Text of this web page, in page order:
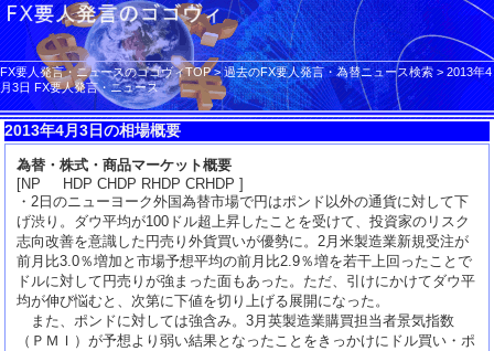
FX要人発言・ニュースのゴゴヴィTOP>過去のFX要人発言・為替ニュース検索 > 2013年4
月3日 FX要人発言・ニュース
2013年4月3日の相場概要
為替・株式・商品マーケット概要
[NP HDP CHDP RHDP CRHDP ]
・2日のニューヨーク外国為替市場で円はポンド以外の通貨に対して下
げ渋り。ダウ平均が100ドル超上昇したことを受けて、投資家のリスク
志向改善を意識した円売り外貨買いが優勢に。2月米製造業新規受注が
前月比3.0％増加と市場予想平均の前月比2.9％増を若干上回ったことで
ドルに対して円売りが強まった面もあった。ただ、引けにかけてダウ平
均が伸び悩むと、次第に下値を切り上げる展開になった。
また、ポンドに対しては強含み。3月英製造業購買担当者景気指数
（ＰＭＩ）が予想より弱い結果となったことをきっかけにドル買い・ポ